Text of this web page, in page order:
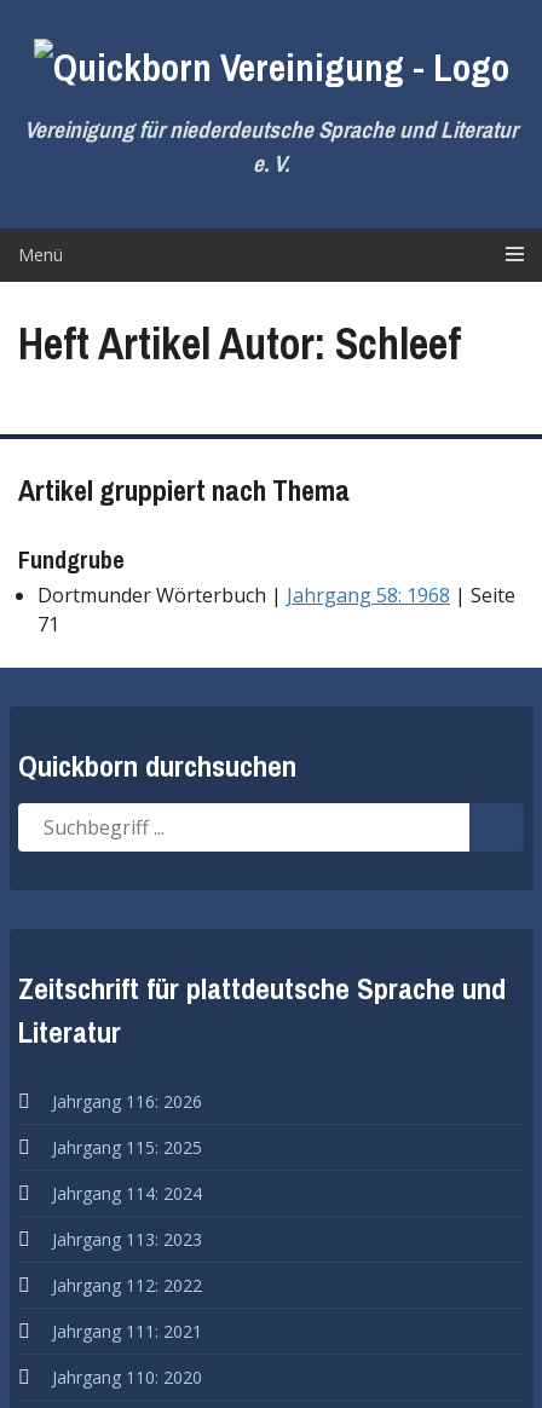
Inhalt
springen
Vereinigung für niederdeutsche Sprache und Literatur
e. V.
Menü
Heft Artikel Autor: Schleef
Artikel gruppiert nach Thema
Fundgrube
Dortmunder Wörterbuch | Jahrgang 58: 1968 | Seite
71
Quickborn durchsuchen
Suche
nach:
Zeitschrift für plattdeutsche Sprache und
Literatur
Jahrgang 116: 2026
Jahrgang 115: 2025
Jahrgang 114: 2024
Jahrgang 113: 2023
Jahrgang 112: 2022
Jahrgang 111: 2021
Jahrgang 110: 2020